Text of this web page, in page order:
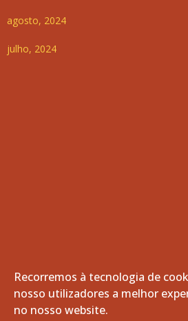
agosto, 2024
julho, 2024
© 2026 Freguesia de Vila de Frades.
reservados.
Recorremos à tecnologia de
nosso utilizadores a melhor
no nosso website.